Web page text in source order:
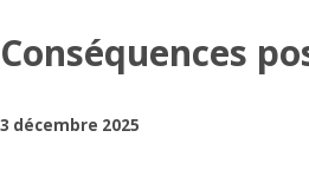
Conséquences
3 décembre 2025